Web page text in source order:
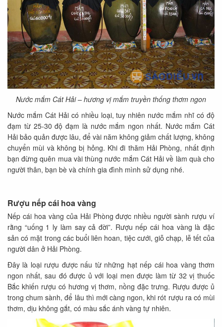
Nước mắm Cát Hải – hương vị mắm truyền thống thơm ngon
Nước mắm Cát Hải có nhiều loại, tuy nhiên nước mắm nhĩ có độ
đạm từ 25-30 độ đạm là nước mắm ngon nhất. Nước mắm Cát
Hải bảo quản được lâu, để vài năm không giảm chất lượng, không
chuyển mùi và không bị hỏng. Khi đi thăm Hải Phòng, nhất định
bạn đừng quên mua vài thùng nước mắm Cát Hải về làm quà cho
người thân, bạn bè và chính gia đình mình sử dụng nhé.
Rượu nếp cái hoa vàng
Nếp cái hoa vàng của Hải Phòng được nhiều người sành rượu ví
rằng “uống 1 ly làm say cả đời”. Rượu nếp cái hoa vàng là đặc
sản có mặt trong các buổi liên hoan, tiệc cưới, giỗ chạp, lễ tết của
người dân ở Hải Phòng.
Đây là loại rượu được nấu từ những hạt nếp cái hoa vàng thơm
ngon nhất, sau đó được ủ với loại men được làm từ 32 vị thuốc
Bắc khiến rượu có hương vị thơm, nồng đặc trưng. Rượu được ủ
trong chum sành, để lâu thì mới càng ngon, khi rót rượu ra có mùi
thơm, dịu không gắt, có màu sắc ánh vàng tự nhiên.